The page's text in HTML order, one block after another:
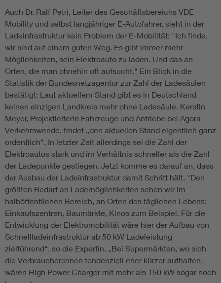
Auch Dr. Ralf Petri, Leiter des Geschäftsbereichs VDE
Mobility und selbst langjähriger E-Autofahrer, sieht in der
Ladeinfrastruktur kein Problem der E-Mobilität: "Ich finde,
wir sind auf einem guten Weg. Es gibt immer mehr
Möglichkeiten, sein Elektroauto zu laden. Und das an
Orten, die man ohnehin oft aufsucht." Ein Blick in die
Statistik der Bundesnetzagentur zur Zahl der Ladesäulen
bestätigt: Laut aktuellem Stand gibt es in Deutschland
keinen einzigen Landkreis mehr ohne Ladesäule. Kerstin
Meyer, Projektleiterin Fahrzeuge und Antriebe bei Agora
Verkehrswende, findet „den aktuellen Stand eigentlich ganz
ordentlich". In letzter Zeit allerdings sei die Zahl der
Elektro­autos stark und im Verhältnis schneller als die Zahl
der Ladepunkte gestiegen. Jetzt komme es darauf an, dass
der Ausbau der Ladeinfrastruktur damit Schritt hält. "Den
größten Bedarf an Lademöglichkeiten sehen wir im
halböffentlichen Bereich, an Orten des täglichen Lebens:
Einkaufszentren, Baumärkte, Kinos zum Beispiel. Für die
Entwicklung der Elektromobilität wäre hier der Aufbau von
Schnellladeinfrastruktur ab 50 kW Ladeleistung
zielführend“, so die Expertin. „Bei Supermärkten, wo sich
die Verbraucher:innen tendenziell eher kürzer aufhalten,
wären High Power Charger mit mehr als 150 kW sogar noch